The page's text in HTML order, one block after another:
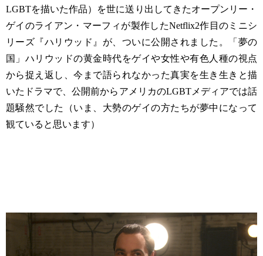
LGBTを描いた作品）を世に送り出してきたオープンリー・
ゲイのライアン・マーフィが製作したNetflix2作目のミニシ
リーズ『ハリウッド』が、ついに公開されました。「夢の
国」ハリウッドの黄金時代をゲイや女性や有色人種の視点
から捉え返し、今まで語られなかった真実を生き生きと描
いたドラマで、公開前からアメリカのLGBTメディアでは話
題騒然でした（いま、大勢のゲイの方たちが夢中になって
観ていると思います）